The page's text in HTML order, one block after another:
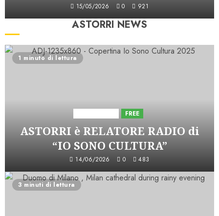
15/05/2026 0 921
ASTORRI NEWS
1 minuto di lettura
FREE
ASTORRI è RELATORE RADIO di
“IO SONO CULTURA”
14/06/2026 0 483
3 minuti di lettura